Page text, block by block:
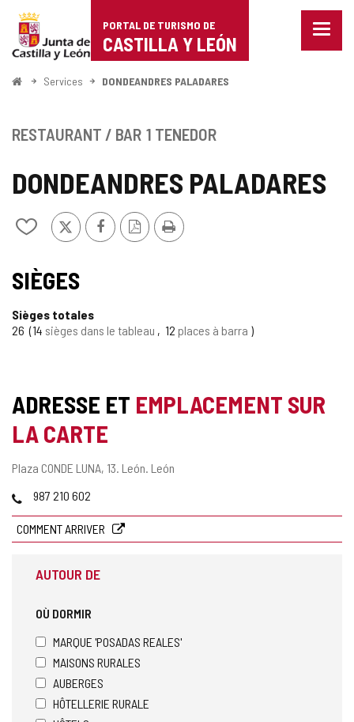
Portal
de
Turismo
Castilla
León
PORTAL DE TURISMO DE
CASTILLA Y LEÓN
Menu
<
Services DONDEANDRES PALADARES
DONDEANDRES PALADARES
Ajouter/retirer
de
cahiers
X FacebookVersion
PDF
Imprimer
RESTAURANT / BAR 1 TENEDOR
SIÈGES
Sièges totales
26
14 sièges dans le tableau 12 places à barra
ADRESSE ET EMPLACEMENT SUR
LA CARTE
Adresse
Plaza CONDE LUNA, 13. León. León
Téléphones
987 210 602
COMMENT ARRIVER
AUTOUR DE
OÙ DORMIR
MARQUE 'POSADAS REALES'
MAISONS RURALES
AUBERGES
HÔTELLERIE RURALE